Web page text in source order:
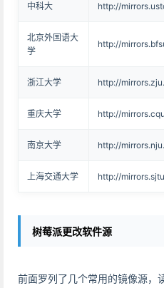
中科大 http://
北京外国语大
学
http://
浙江大学 http://
重庆大学 http://
南京大学 http://
上海交通大学 http://
树莓派更改软件源
前面罗列了几个常用的镜像源，